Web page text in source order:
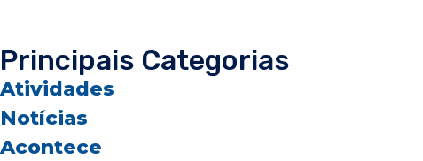
Principais Categorias
Atividades
Notícias
Acontece